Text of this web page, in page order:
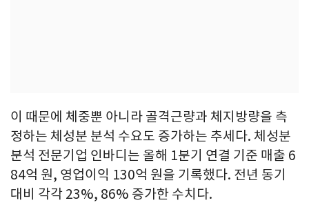
이 때문에 체중뿐 아니라 골격근량과 체지방량을 측
정하는 체성분 분석 수요도 증가하는 추세다. 체성분
분석 전문기업 인바디는 올해 1분기 연결 기준 매출 6
84억 원, 영업이익 130억 원을 기록했다. 전년 동기
대비 각각 23%, 86% 증가한 수치다.